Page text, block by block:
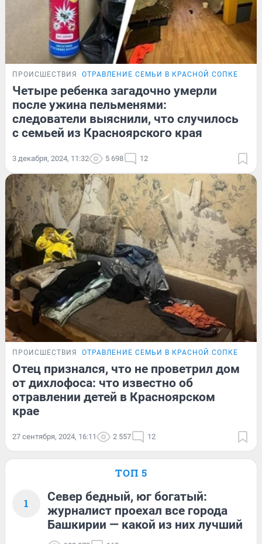
ПРОИСШЕСТВИЯ ОТРАВЛЕНИЕ СЕМЬИ В КРАСНОЙ СОПКЕ
Четыре ребенка загадочно умерли
после ужина пельменями:
следователи выяснили, что случилось
с семьей из Красноярского края
3 декабря, 2024, 11:32 5 698 12
ПРОИСШЕСТВИЯ ОТРАВЛЕНИЕ СЕМЬИ В КРАСНОЙ СОПКЕ
Отец признался, что не проветрил дом
от дихлофоса: что известно об
отравлении детей в Красноярском
крае
27 сентября, 2024, 16:11 2 557 12
ТОП 5
1
Север бедный, юг богатый:
журналист проехал все города
Башкирии — какой из них лучший